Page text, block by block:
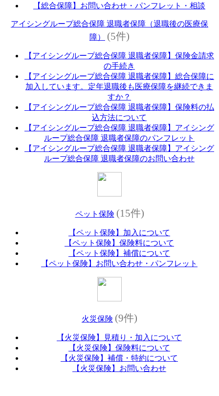
【総合保障】お問い合わせ・パンフレット・相談
アイシングループ総合保障 退職者保障（退職後の医療保
障）
(5件)
【アイシングループ総合保障 退職者保障】保険金請求
の手続き
【アイシングループ総合保障 退職者保障】総合保障に
加入しています。定年退職後も医療保障を継続できま
すか？
【アイシングループ総合保障 退職者保障】保険料の払
込方法について
【アイシングループ総合保障 退職者保障】アイシング
ループ総合保障 退職者保障のパンフレット
【アイシングループ総合保障 退職者保障】アイシング
ループ総合保障 退職者保障のお問い合わせ
ペット保険 (15件)
【ペット保険】加入について
【ペット保険】保険料について
【ペット保険】補償について
【ペット保険】お問い合わせ・パンフレット
火災保険 (9件)
【火災保険】見積り・加入について
【火災保険】保険料について
【火災保険】補償・特約について
【火災保険】お問い合わせ